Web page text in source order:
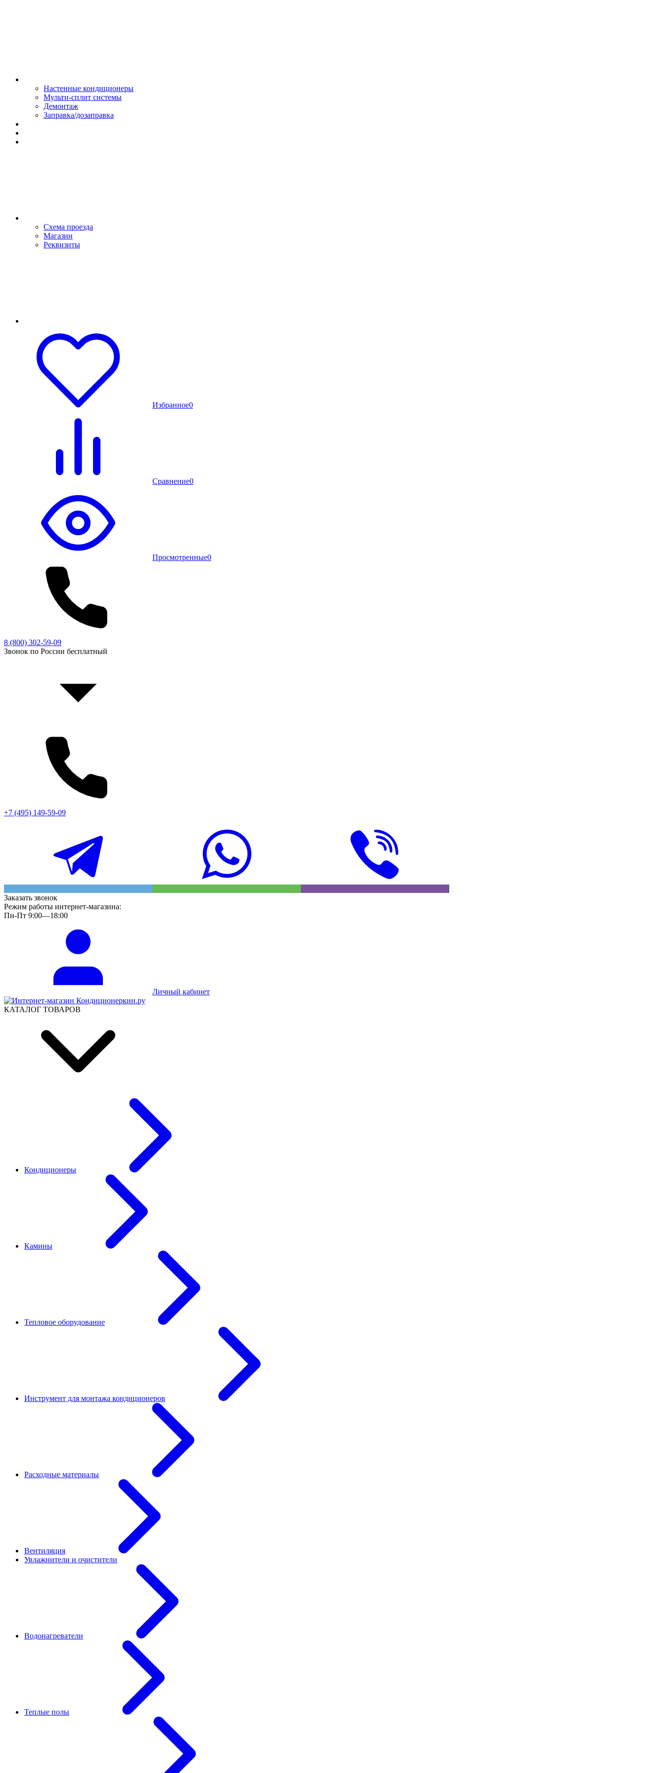
Настенные кондиционеры
Мульти-сплит системы
Демонтаж
Заправка/дозаправка
Схема проезда
Магазин
Реквизиты
Избранное0
Сравнение0
Просмотренные0
8 (800) 302-59-09
Звонок по России бесплатный
+7 (495) 149-59-09
Заказать звонок
Режим работы интернет-магазина:
Пн-Пт 9:00—18:00
Личный кабинет
КАТАЛОГ ТОВАРОВ
Кондиционеры
Камины
Тепловое оборудование
Инструмент для монтажа кондиционеров
Расходные материалы
Вентиляция
Увлажнители и очистители
Водонагреватели
Теплые полы